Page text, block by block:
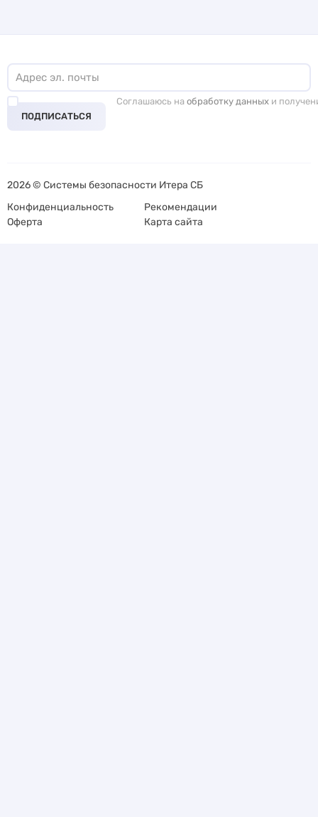
ПОДПИСАТЬСЯ
Соглашаюсь на обработку данных и
2026 © Системы безопасности Итера СБ
Конфиденциальность
Рекомендации
Оферта
Карта сайта